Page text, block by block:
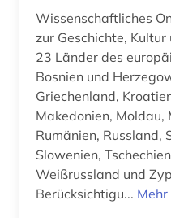
Wissenschaftliches
zur Geschichte,
23 Länder des
Bosnien und
Griechenland,
Makedonien, Moldau,
Rumänien, Russland,
Slowenien,
Weißrussland und
Berücksichtigu...